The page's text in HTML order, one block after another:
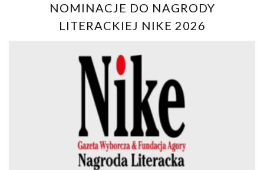
NOMINACJE DO NAGRODY
LITERACKIEJ NIKE 2026